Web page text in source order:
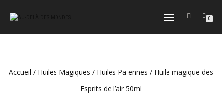
DÉPLIER
NAVIGATION
0
Accueil / Huiles Magiques / Huiles Païennes / Huile magique des
Esprits de l’air 50ml